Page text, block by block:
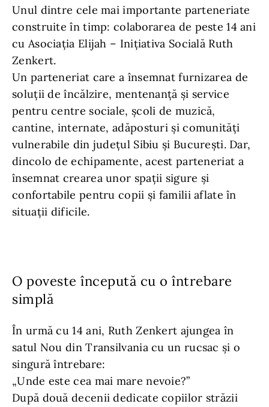
Unul dintre cele mai importante parteneriate
construite în timp: colaborarea de peste 14 ani
cu Asociația Elijah – Inițiativa Socială Ruth
Zenkert.
Un parteneriat care a însemnat furnizarea de
soluții de încălzire, mentenanță și service
pentru centre sociale, școli de muzică,
cantine, internate, adăposturi și comunități
vulnerabile din județul Sibiu și București. Dar,
dincolo de echipamente, acest parteneriat a
însemnat crearea unor spații sigure și
confortabile pentru copii și familii aflate în
situații dificile.
O poveste începută cu o întrebare
simplă
În urmă cu 14 ani, Ruth Zenkert ajungea în
satul Nou din Transilvania cu un rucsac și o
singură întrebare:
„Unde este cea mai mare nevoie?”
După două decenii dedicate copiilor străzii